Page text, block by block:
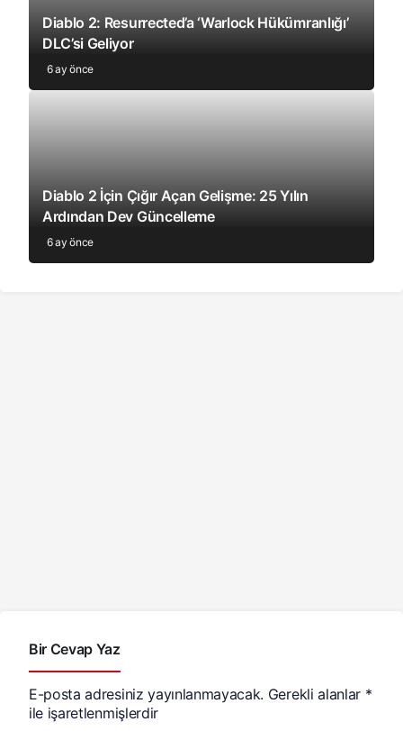
Diablo 2: Resurrected’a ‘Warlock Hükümranlığı’
DLC’si Geliyor
6 ay önce
Diablo 2 İçin Çığır Açan Gelişme: 25 Yılın
Ardından Dev Güncelleme
6 ay önce
Bir Cevap Yaz
E-posta adresiniz yayınlanmayacak. Gerekli alanlar *
ile işaretlenmişlerdir